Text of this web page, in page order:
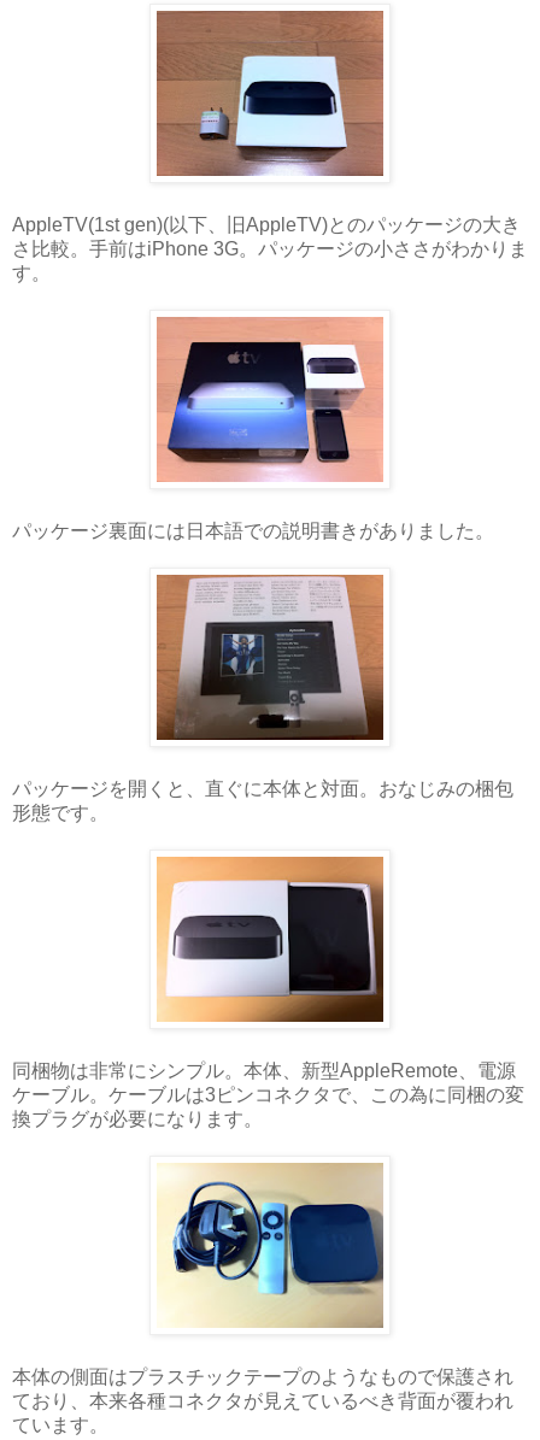
AppleTV(1st gen)(以下、旧AppleTV)とのパッケージの大き
さ比較。手前はiPhone 3G。パッケージの小ささがわかりま
す。
パッケージ裏面には日本語での説明書きがありました。
パッケージを開くと、直ぐに本体と対面。おなじみの梱包
形態です。
同梱物は非常にシンプル。本体、新型AppleRemote、電源
ケーブル。ケーブルは3ピンコネクタで、この為に同梱の変
換プラグが必要になります。
本体の側面はプラスチックテープのようなもので保護され
ており、本来各種コネクタが見えているべき背面が覆われ
ています。